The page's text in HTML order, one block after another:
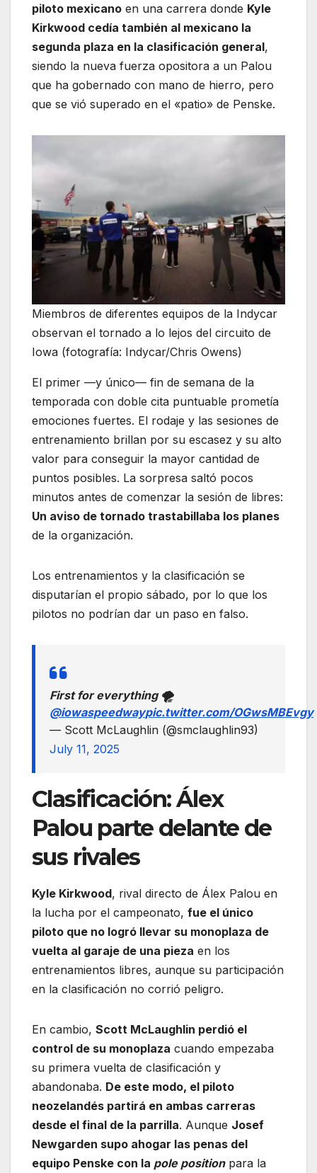
piloto mexicano en una carrera donde Kyle
Kirkwood cedía también al mexicano la
segunda plaza en la clasificación general,
siendo la nueva fuerza opositora a un Palou
que ha gobernado con mano de hierro, pero
que se vió superado en el «patio» de Penske.
Miembros de diferentes equipos de la Indycar
observan el tornado a lo lejos del circuito de
Iowa (fotografía: Indycar/Chris Owens)
El primer —y único— fin de semana de la
temporada con doble cita puntuable prometía
emociones fuertes. El rodaje y las sesiones de
entrenamiento brillan por su escasez y su alto
valor para conseguir la mayor cantidad de
puntos posibles. La sorpresa saltó pocos
minutos antes de comenzar la sesión de libres:
Un aviso de tornado trastabillaba los planes
de la organización.
Los entrenamientos y la clasificación se
disputarían el propio sábado, por lo que los
pilotos no podrían dar un paso en falso.
First for everything 🌪️
@iowaspeedwaypic.twitter.com/OGwsMBEvgy
— Scott McLaughlin (@smclaughlin93)
July 11, 2025
Clasificación: Álex
Palou parte delante de
sus rivales
Kyle Kirkwood, rival directo de Álex Palou en
la lucha por el campeonato, fue el único
piloto que no logró llevar su monoplaza de
vuelta al garaje de una pieza en los
entrenamientos libres, aunque su participación
en la clasificación no corrió peligro.
En cambio, Scott McLaughlin perdió el
control de su monoplaza cuando empezaba
su primera vuelta de clasificación y
abandonaba. De este modo, el piloto
neozelandés partirá en ambas carreras
desde el final de la parrilla. Aunque Josef
Newgarden supo ahogar las penas del
equipo Penske con la pole positionpara la